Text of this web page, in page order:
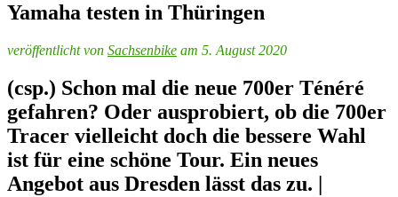
Yamaha testen in Thüringen
veröffentlicht von Sachsenbike am 5. August 2020
(csp.) Schon mal die neue 700er Ténéré
gefahren? Oder ausprobiert, ob die 700er
Tracer vielleicht doch die bessere Wahl
ist für eine schöne Tour. Ein neues
Angebot aus Dresden lässt das zu. |